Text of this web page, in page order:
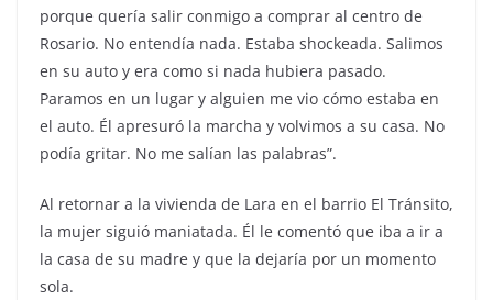
porque quería salir conmigo a comprar al centro de
Rosario. No entendía nada. Estaba shockeada. Salimos
en su auto y era como si nada hubiera pasado.
Paramos en un lugar y alguien me vio cómo estaba en
el auto. Él apresuró la marcha y volvimos a su casa. No
podía gritar. No me salían las palabras”.
Al retornar a la vivienda de Lara en el barrio El Tránsito,
la mujer siguió maniatada. Él le comentó que iba a ir a
la casa de su madre y que la dejaría por un momento
sola.